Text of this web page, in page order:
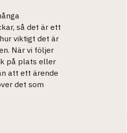
så det är ett
viktigt det är
När vi följer
på plats eller
att ett ärende
det som